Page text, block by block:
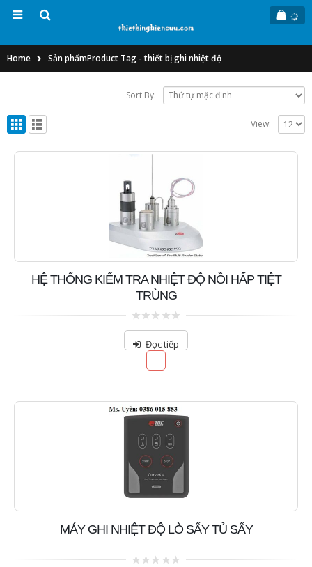
Home Sản phẩmProduct Tag -thiết bị ghi nhiệt độ
Sort By:
View:
HỆ THỐNG KIỂM TRA NHIỆT ĐỘ NỒI HẤP TIỆT
TRÙNG
0
of
Đọc tiếp
MÁY GHI NHIỆT ĐỘ LÒ SẤY TỦ SẤY